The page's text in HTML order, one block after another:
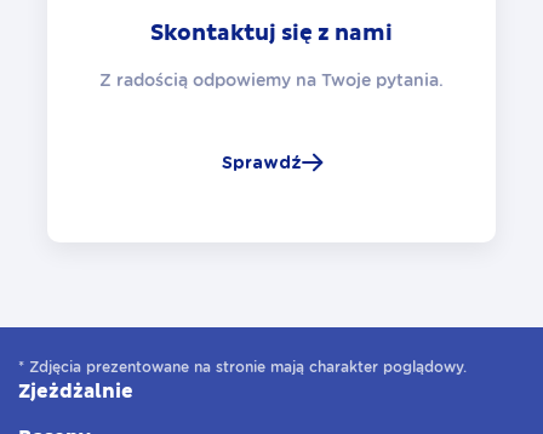
Skontaktuj się z nami
Z radością odpowiemy na Twoje pytania.
Sprawdź
* Zdjęcia prezentowane na stronie mają charakter poglądowy.
Zjeżdżalnie